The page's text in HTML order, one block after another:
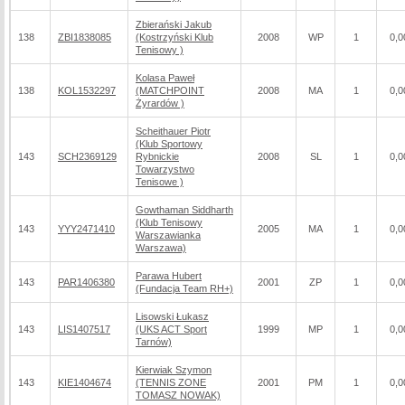
138 ZBI1838085
Zbierański Jakub
(Kostrzyński Klub
Tenisowy )
2008 WP 1
138 KOL1532297
Kolasa Paweł
(MATCHPOINT
Żyrardów )
2008 MA 1
143 SCH2369129
Scheithauer Piotr
(Klub Sportowy
Rybnickie
Towarzystwo
Tenisowe )
2008 SL 1
143 YYY2471410
Gowthaman Siddharth
(Klub Tenisowy
Warszawianka
Warszawa)
2005 MA 1
143 PAR1406380
Parawa Hubert
(Fundacja Team RH+)
2001 ZP 1
143 LIS1407517
Lisowski Łukasz
(UKS ACT Sport
Tarnów)
1999 MP 1
143 KIE1404674
Kierwiak Szymon
(TENNIS ZONE
TOMASZ NOWAK)
2001 PM 1